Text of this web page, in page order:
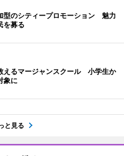
型のシティープロモーション 魅力
を募る
えるマージャンスクール 小学生か
象に
と見る